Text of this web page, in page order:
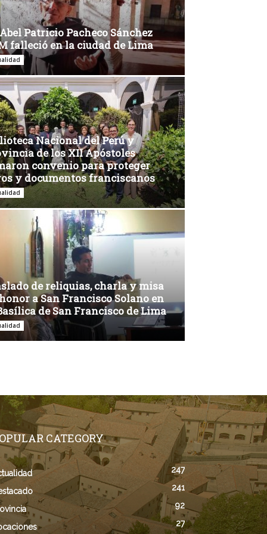
Patricio Pacheco Sánchez
falleció en la ciudad de Lima
Nacional del Perú y
de los XII Apóstoles
convenio para proteger
y documentos franciscanos
de reliquias, charla y misa
a San Francisco Solano en
de San Francisco de Lima
CATEGORY
247
241
92
27